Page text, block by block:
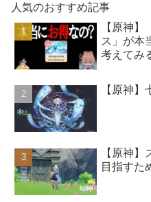
人気のおすすめ記事
【原神
ス」が本
考えてみ
【原神
【原神
目指すた